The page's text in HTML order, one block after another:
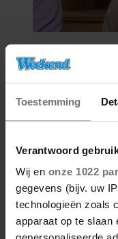
Toestemming
Verantwoord
Wij en onze 1022
gegevens (bijv. uw
technologieën zoals
apparaat op te slaan
06/08/
VICTOR
NIEHE NA
OVER